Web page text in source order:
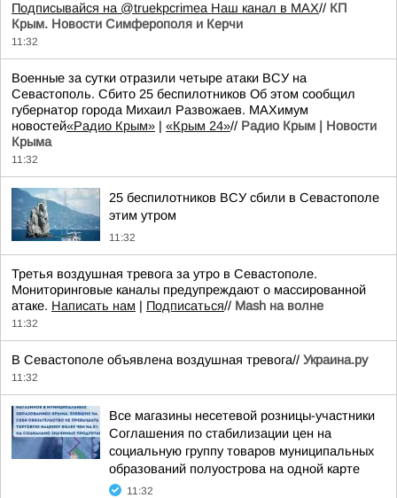
Подписывайся на @truekpcrimea Наш канал в MAX// КП
Крым. Новости Симферополя и Керчи
11:32
Военные за сутки отразили четыре атаки ВСУ на
Севастополь. Сбито 25 беспилотников Об этом сообщил
губернатор города Михаил Развожаев. MAXимум
новостей«Радио Крым» | «Крым 24»// Радио Крым | Новости
Крыма
11:32
25 беспилотников ВСУ сбили в Севастополе
этим утром
11:32
Третья воздушная тревога за утро в Севастополе.
Мониторинговые каналы предупреждают о массированной
атаке. Написать нам | Подписаться// Mash на волне
11:32
В Севастополе объявлена воздушная тревога// Украина.ру
11:32
Все магазины несетевой розницы-участники
Соглашения по стабилизации цен на
социальную группу товаров муниципальных
образований полуострова на одной карте
11:32